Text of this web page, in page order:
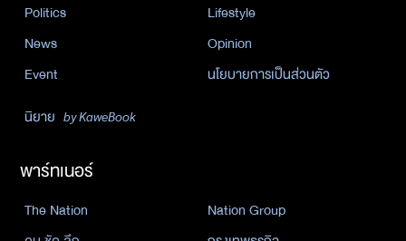
Politics
Lifestyle
News
Opinion
Event
นโยบายการเป็นส่วนตัว
นิยาย by KaweBook
พาร์ทเนอร์
The Nation
Nation Group